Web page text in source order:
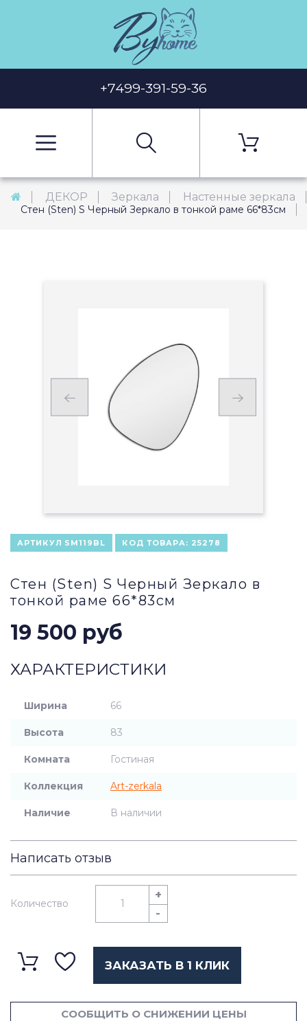
+7499-391-59-36
ДЕКОР Зеркала Настенные зеркала
Стен (Sten) S Черный Зеркало в тонкой раме 66*83см
АРТИКУЛ SM119BL КОД ТОВАРА: 25278
Стен (Sten) S Черный Зеркало в
тонкой раме 66*83см
19 500 руб
ХАРАКТЕРИСТИКИ
Ширина 66
Высота 83
Комната Гостиная
Коллекция Art-zerkala
Наличие В наличии
Написать отзыв
Количество
+
-
ЗАКАЗАТЬ В 1 КЛИК
СООБЩИТЬ О СНИЖЕНИИ ЦЕНЫ